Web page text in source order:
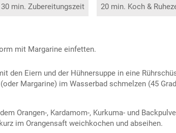
30 min. Zubereitungszeit 20 min. Koch &
mit Margarine einfetten.
den Eiern und der Hühnersuppe in eine
Margarine) im Wasserbad schmelzen (45
Orangen-, Kardamom-, Kurkuma- und
im Orangensaft weichkochen und abseihen.